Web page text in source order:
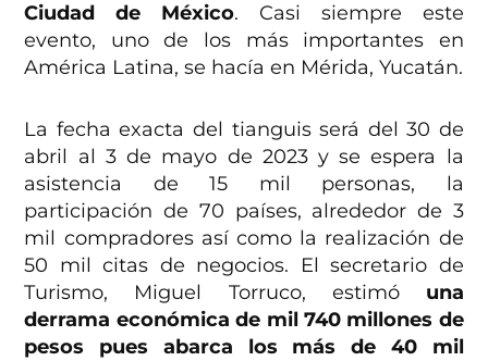
Ciudad de México. Casi siempre este
evento, uno de los más importantes en
América Latina, se hacía en Mérida, Yucatán.
La fecha exacta del tianguis será del 30 de
abril al 3 de mayo de 2023 y se espera la
asistencia de 15 mil personas, la
participación de 70 países, alrededor de 3
mil compradores así como la realización de
50 mil citas de negocios. El secretario de
Turismo, Miguel Torruco, estimó una
derrama económica de mil 740 millones de
pesos pues abarca los más de 40 mil